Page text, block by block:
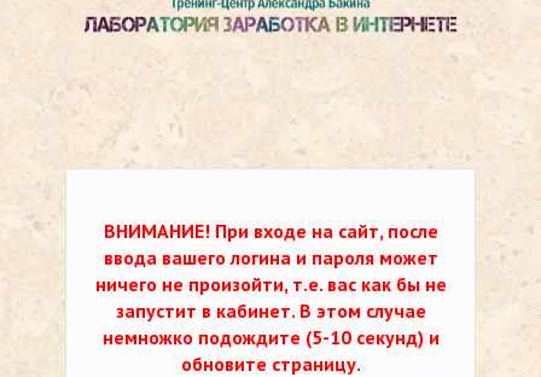
ВНИМАНИЕ! При входе на сайт, после
ввода вашего логина и пароля может
ничего не произойти, т.е. вас как бы не
запустит в кабинет. В этом случае
немножко подождите (5-10 секунд) и
обновите страницу.